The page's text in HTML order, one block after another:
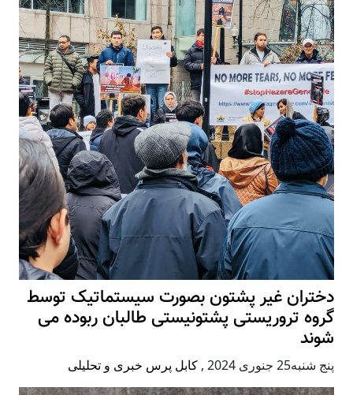
دختران غیر پشتون بصورت سیستماتیک توسط
گروه تروریستی پشتونیستی طالبان ربوده می
شوند
پنج شنبه25 جنوری 2024 , کابل پرس خبری و تحلیلی